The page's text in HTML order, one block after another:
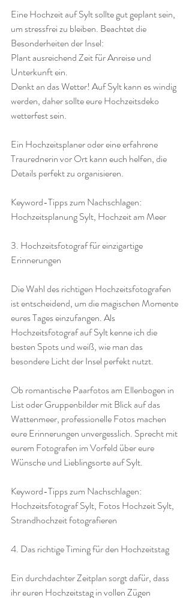
Eine Hochzeit auf Sylt sollte gut geplant sein,
um stressfrei zu bleiben. Beachtet die
Besonderheiten der Insel:
Plant ausreichend Zeit für Anreise und
Unterkunft ein.
Denkt an das Wetter! Auf Sylt kann es windig
werden, daher sollte eure Hochzeitsdeko
wetterfest sein.
Ein Hochzeitsplaner oder eine erfahrene
Traurednerin vor Ort kann euch helfen, die
Details perfekt zu organisieren.
Keyword-Tipps zum Nachschlagen:
Hochzeitsplanung Sylt, Hochzeit am Meer
3. Hochzeitsfotograf für einzigartige
Erinnerungen
Die Wahl des richtigen Hochzeitsfotografen
ist entscheidend, um die magischen Momente
eures Tages einzufangen. Als
Hochzeitsfotograf auf Sylt kenne ich die
besten Spots und weiß, wie man das
besondere Licht der Insel perfekt nutzt.
Ob romantische Paarfotos am Ellenbogen in
List oder Gruppenbilder mit Blick auf das
Wattenmeer, professionelle Fotos machen
eure Erinnerungen unvergesslich. Sprecht mit
eurem Fotografen im Vorfeld über eure
Wünsche und Lieblingsorte auf Sylt.
Keyword-Tipps zum Nachschlagen:
Hochzeitsfotograf Sylt, Fotos Hochzeit Sylt,
Strandhochzeit fotografieren
4. Das richtige Timing für den Hochzeitstag
Ein durchdachter Zeitplan sorgt dafür, dass
ihr euren Hochzeitstag in vollen Zügen